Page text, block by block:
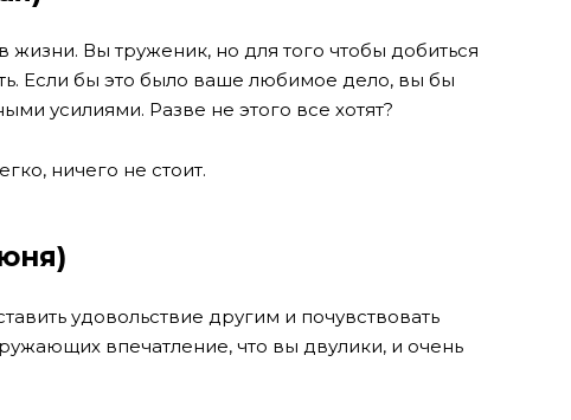
Вы труженик, но для того чтобы добиться
Если бы это было ваше любимое дело, вы бы
усилиями. Разве не этого все хотят?
ничего не стоит.
удовольствие другим и почувствовать
впечатление, что вы двулики, и очень